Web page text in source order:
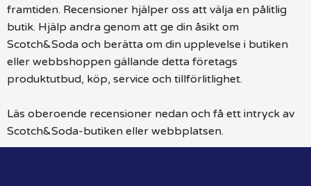
framtiden. Recensioner hjälper oss att välja en pålitlig
butik. Hjälp andra genom att ge din åsikt om
Scotch&Soda och berätta om din upplevelse i butiken
eller webbshoppen gällande detta företags
produktutbud, köp, service och tillförlitlighet.
Läs oberoende recensioner nedan och få ett intryck av
Scotch&Soda-butiken eller webbplatsen.